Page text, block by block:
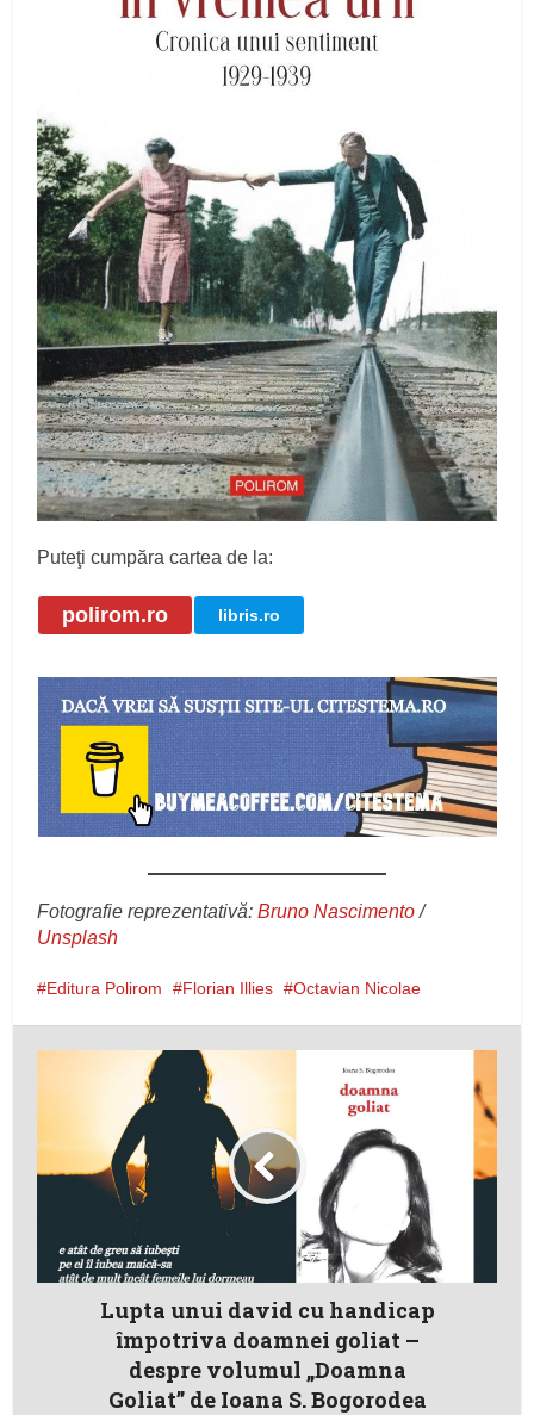
Puteţi cumpăra cartea de la:
polirom.ro libris.ro
Fotografie reprezentativă:Bruno Nascimento/
Unsplash
Editura Polirom Florian Illies Octavian Nicolae
Lupta unui david cu handicap
împotriva doamnei goliat –
despre volumul „Doamna
Goliat” de Ioana S. Bogorodea